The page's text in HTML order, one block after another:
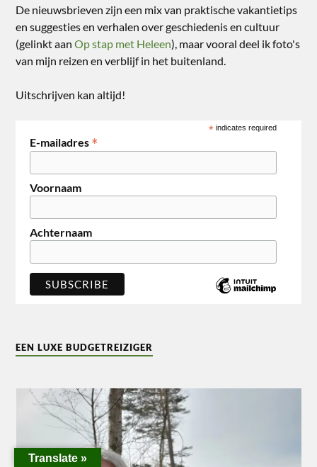
De nieuwsbrieven zijn een mix van praktische vakantietips
en suggesties en verhalen over geschiedenis en cultuur
(gelinkt aanOp stap met Heleen), maar vooral deel ik foto's
van mijn reizen en verblijf in het buitenland.
Uitschrijven kan altijd!
* indicates required
E-mailadres *
Voornaam
Achternaam
EEN LUXE BUDGETREIZIGER
Translate »